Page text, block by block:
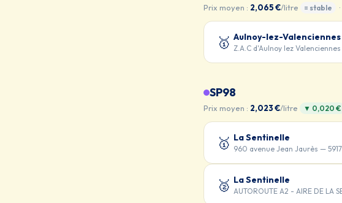
Prix moyen : 2,065 €/litre = stable
🥇 Aulnoy-lez-Valenciennes
Z.A.C d'Aulnoy lez
SP98
Prix moyen : 2,023 €/litre ▼ 0,020 €
🥇 La Sentinelle
960 avenue Jean Jaurès —
🥈 La Sentinelle
AUTOROUTE A2 - AIRE DE LA